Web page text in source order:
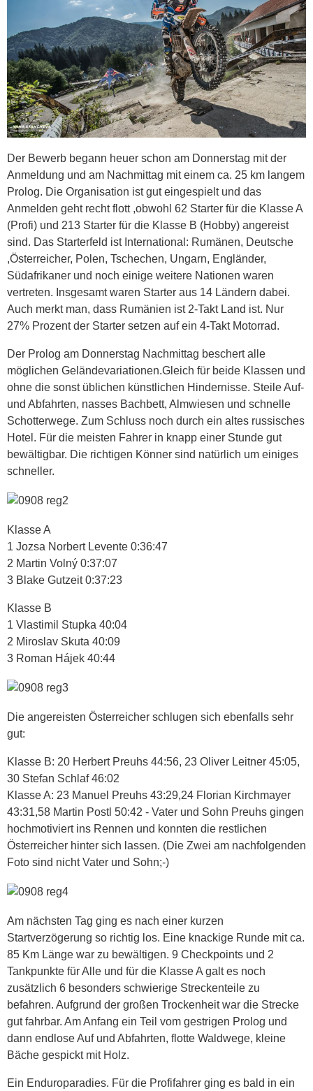
Der Bewerb begann heuer schon am Donnerstag mit der
Anmeldung und am Nachmittag mit einem ca. 25 km langem
Prolog. Die Organisation ist gut eingespielt und das
Anmelden geht recht flott ,obwohl 62 Starter für die Klasse A
(Profi) und 213 Starter für die Klasse B (Hobby) angereist
sind. Das Starterfeld ist International: Rumänen, Deutsche
,Österreicher, Polen, Tschechen, Ungarn, Engländer,
Südafrikaner und noch einige weitere Nationen waren
vertreten. Insgesamt waren Starter aus 14 Ländern dabei.
Auch merkt man, dass Rumänien ist 2-Takt Land ist. Nur
27% Prozent der Starter setzen auf ein 4-Takt Motorrad.
Der Prolog am Donnerstag Nachmittag beschert alle
möglichen Geländevariationen.Gleich für beide Klassen und
ohne die sonst üblichen künstlichen Hindernisse. Steile Auf-
und Abfahrten, nasses Bachbett, Almwiesen und schnelle
Schotterwege. Zum Schluss noch durch ein altes russisches
Hotel. Für die meisten Fahrer in knapp einer Stunde gut
bewältigbar. Die richtigen Könner sind natürlich um einiges
schneller.
Klasse A
1 Jozsa Norbert Levente 0:36:47
2 Martin Volný 0:37:07
3 Blake Gutzeit 0:37:23
Klasse B
1 Vlastimil Stupka 40:04
2 Miroslav Skuta 40:09
3 Roman Hájek 40:44
Die angereisten Österreicher schlugen sich ebenfalls sehr
gut:
Klasse B: 20 Herbert Preuhs 44:56, 23 Oliver Leitner 45:05,
30 Stefan Schlaf 46:02
Klasse A: 23 Manuel Preuhs 43:29,24 Florian Kirchmayer
43:31,58 Martin Postl 50:42 - Vater und Sohn Preuhs gingen
hochmotiviert ins Rennen und konnten die restlichen
Österreicher hinter sich lassen. (Die Zwei am nachfolgenden
Foto sind nicht Vater und Sohn;-)
Am nächsten Tag ging es nach einer kurzen
Startverzögerung so richtig los. Eine knackige Runde mit ca.
85 Km Länge war zu bewältigen. 9 Checkpoints und 2
Tankpunkte für Alle und für die Klasse A galt es noch
zusätzlich 6 besonders schwierige Streckenteile zu
befahren. Aufgrund der großen Trockenheit war die Strecke
gut fahrbar. Am Anfang ein Teil vom gestrigen Prolog und
dann endlose Auf und Abfahrten, flotte Waldwege, kleine
Bäche gespickt mit Holz.
Ein Enduroparadies. Für die Profifahrer ging es bald in ein